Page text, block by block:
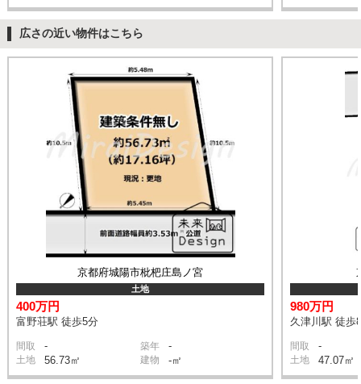
広さの近い物件はこちら
京都府城陽市枇杷庄島ノ宮
土地
400万円
富野荘駅 徒歩5分
間取 - 築年 -
土地 56.73㎡ 建物 -㎡
980万円
久津川駅 徒歩
間取 -
土地 47.07㎡